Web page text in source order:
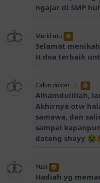
ngajar di SMP
Murid mu
Selamat
H.doa terbaik
Calon dokter ✨
Alhamdulillah,
Akhirnya otw
samawa, dan
sampai
dateng shayy
Yuai
Hadiah yg